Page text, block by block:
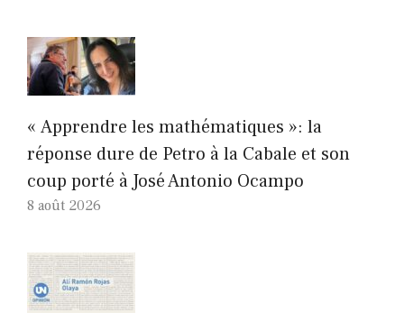
« Apprendre les mathématiques »: la
réponse dure de Petro à la Cabale et son
coup porté à José Antonio Ocampo
8 août 2026